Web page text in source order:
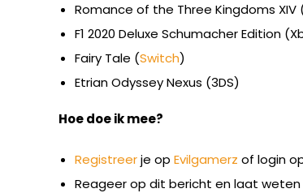
Romance of the Three Kingdoms XIV
F1 2020 Deluxe Schumacher Edition
Fairy Tale (Switch)
Etrian Odyssey Nexus (3DS)
Hoe doe ik mee?
Registreerje op Evilgamerz of login
Reageer op dit bericht en laat